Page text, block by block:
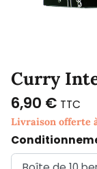
Curry
6,90 € TTC
Livraison offerte